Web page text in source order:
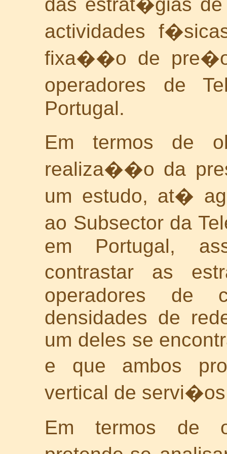
actividades
fixa��o de
operadores de
Portugal.
Em termos de
realiza��o da
um estudo, at�
ao Subsector da
em Portugal,
contrastar as
operadores de
densidades de
um deles se
e que ambos
vertical de
Em termos de